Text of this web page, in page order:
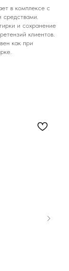
в комплексе с
и сохранение
клиентов.
как при